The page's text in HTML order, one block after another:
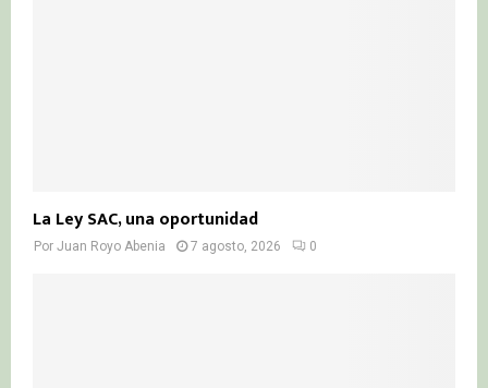
La Ley SAC, una oportunidad
Por Juan Royo Abenia 7 agosto, 2026 0